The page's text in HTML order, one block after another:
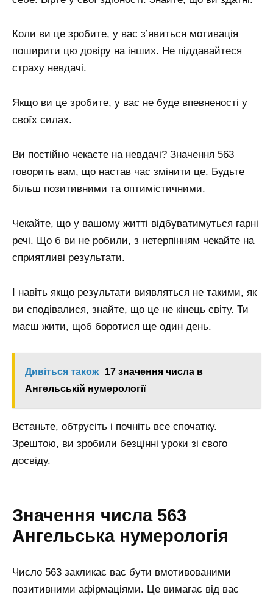
Коли ви це зробите, у вас з’явиться мотивація
поширити цю довіру на інших. Не піддавайтеся
страху невдачі.
Якщо ви це зробите, у вас не буде впевненості у
своїх силах.
Ви постійно чекаєте на невдачі? Значення 563
говорить вам, що настав час змінити це. Будьте
більш позитивними та оптимістичними.
Чекайте, що у вашому житті відбуватимуться гарні
речі. Що б ви не робили, з нетерпінням чекайте на
сприятливі результати.
І навіть якщо результати виявляться не такими, як
ви сподівалися, знайте, що це не кінець світу. Ти
маєш жити, щоб боротися ще один день.
Дивіться також
17 значення числа в
Ангельській нумерології
Встаньте, обтрусіть і почніть все спочатку.
Зрештою, ви зробили безцінні уроки зі свого
досвіду.
Значення числа 563
Ангельська нумерологія
Число 563 закликає вас бути вмотивованими
позитивними афірмаціями. Це вимагає від вас